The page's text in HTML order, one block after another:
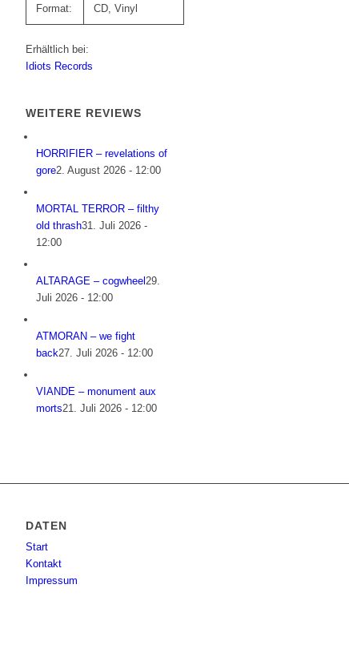
Format: CD, Vinyl
Erhältlich bei:
Idiots Records
WEITERE REVIEWS
HORRIFIER – revelations of
gore2. August 2026 - 12:00
MORTAL TERROR – filthy
old thrash31. Juli 2026 -
12:00
ALTARAGE – cogwheel29.
Juli 2026 - 12:00
ATMORAN – we fight
back27. Juli 2026 - 12:00
VIANDE – monument aux
morts21. Juli 2026 - 12:00
DATEN
Start
Kontakt
Impressum